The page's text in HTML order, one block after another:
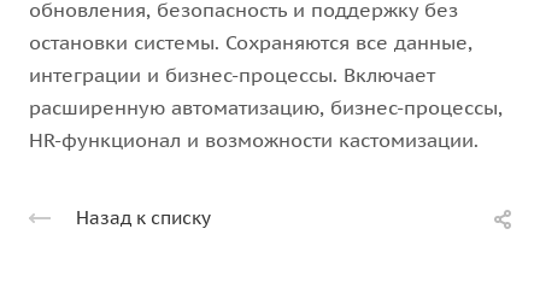
обновления, безопасность и поддержку без
остановки системы. Сохраняются все данные,
интеграции и бизнес-процессы. Включает
расширенную автоматизацию, бизнес-процессы,
HR-функционал и возможности кастомизации.
Назад к списку